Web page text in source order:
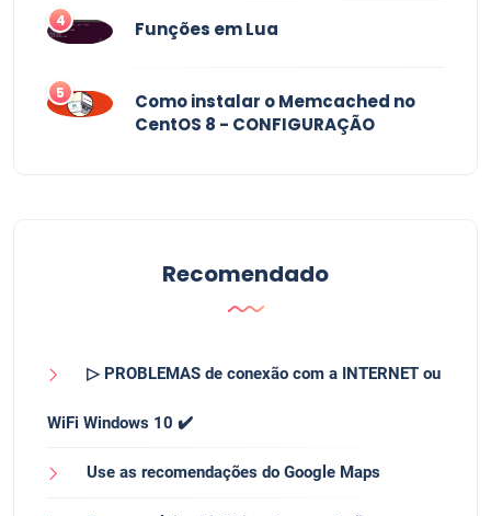
4 Funções em Lua
5
Como instalar o Memcached no
CentOS 8 - CONFIGURAÇÃO
Recomendado
▷ PROBLEMAS de conexão com a INTERNET ou
WiFi Windows 10 ✔️
Use as recomendações do Google Maps